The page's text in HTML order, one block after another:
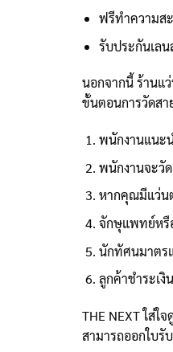
ฟรีทำความส
รับประกันเล
นอกจากนี้ ร้านแ
ขั้นตอนการวัดสา
พนักงานแนะ
พนักงานจะวั
หากคุณมีแว่น
จักษุแพทย์หรื
นักทัศนมาตร
ลูกค้าชำระเ
THE NEXT ใส่
สามารถออกใบรั